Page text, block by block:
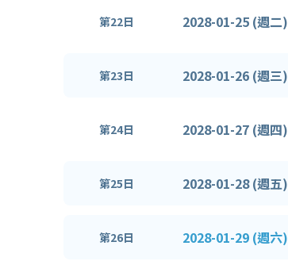
第22日 2028-01-25 (週二)
第23日 2028-01-26 (週三)
第24日 2028-01-27 (週四)
第25日 2028-01-28 (週五)
第26日 2028-01-29 (週六)